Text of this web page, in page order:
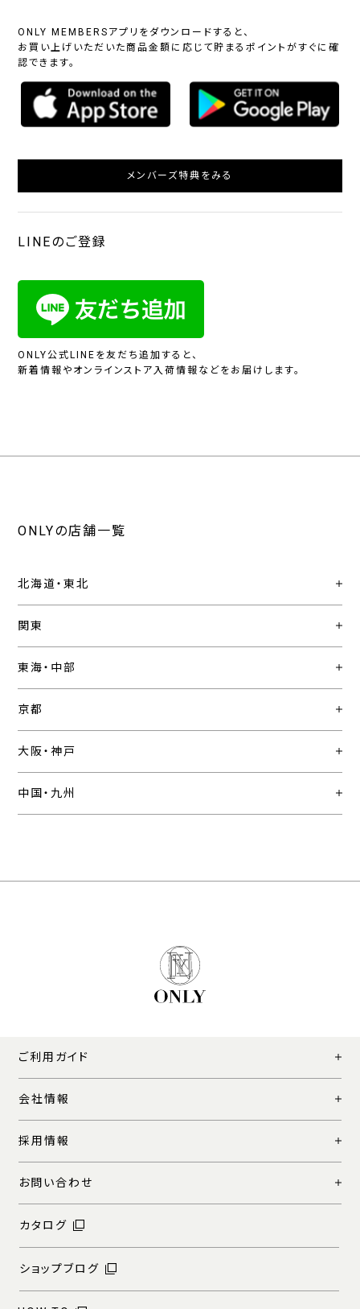
ONLY MEMBERSアプリをダウンロードすると、
お買い上げいただいた商品金額に応じて貯まるポイントがすぐに確
認できます。
メンバーズ特典をみる
LINEのご登録
ONLY公式LINEを友だち追加すると、
新着情報やオンラインストア入荷情報などをお届けします。
ONLYの店舗一覧
北海道・東北
関東
東海・中部
京都
大阪・神戸
中国・九州
ご利用ガイド
会社情報
採用情報
お問い合わせ
カタログ
ショップブログ